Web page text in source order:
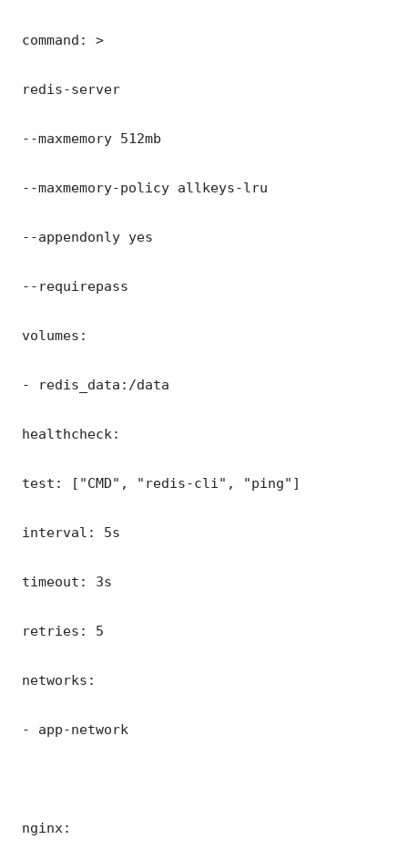
command: >
redis-server
--maxmemory 512mb
--maxmemory-policy allkeys-lru
--appendonly yes
--requirepass
volumes:
- redis_data:/data
healthcheck:
test: ["CMD", "redis-cli", "ping"]
interval: 5s
timeout: 3s
retries: 5
networks:
- app-network
nginx: